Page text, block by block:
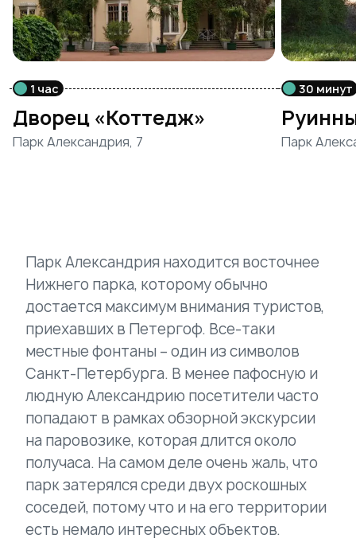
1 час
Дворец «Коттедж»
Парк Александрия, 7
30 минут
Парк
Парк Александрия находится восточнее
Нижнего парка, которому обычно
достается максимум внимания туристов,
приехавших в Петергоф. Все-таки
местные фонтаны – один из символов
Санкт-Петербурга. В менее пафосную и
людную Александрию посетители часто
попадают в рамках обзорной экскурсии
на паровозике, которая длится около
получаса. На самом деле очень жаль, что
парк затерялся среди двух роскошных
соседей, потому что и на его территории
есть немало интересных объектов.